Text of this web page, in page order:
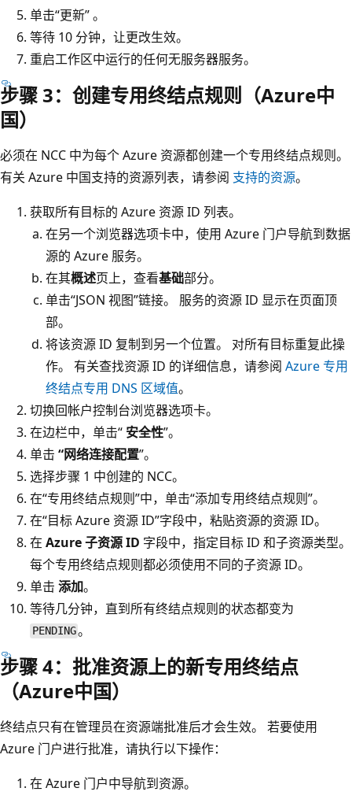
单击“更新” 。
等待 10 分钟，让更改生效。
重启工作区中运行的任何无服务器服务。
步骤 3：创建专用终结点规则（Azure中
国）
必须在 NCC 中为每个 Azure 资源都创建一个专用终结点规则。
有关 Azure 中国支持的资源列表，请参阅 支持的资源。
获取所有目标的 Azure 资源 ID 列表。
在另一个浏览器选项卡中，使用 Azure 门户导航到数据
源的 Azure 服务。
在其概述页上，查看基础部分。
单击“JSON 视图”链接。 服务的资源 ID 显示在页面顶
部。
将该资源 ID 复制到另一个位置。 对所有目标重复此操
作。 有关查找资源 ID 的详细信息，请参阅 Azure 专用
终结点专用 DNS 区域值。
切换回帐户控制台浏览器选项卡。
在边栏中，单击“ 安全性”。
单击 “网络连接配置”。
选择步骤 1 中创建的 NCC。
在“专用终结点规则”中，单击“添加专用终结点规则”。
在“目标 Azure 资源 ID”字段中，粘贴资源的资源 ID。
在 Azure 子资源 ID 字段中，指定目标 ID 和子资源类型。
每个专用终结点规则都必须使用不同的子资源 ID。
单击 添加。
等待几分钟，直到所有终结点规则的状态都变为
PENDING。
步骤 4：批准资源上的新专用终结点
（Azure中国）
终结点只有在管理员在资源端批准后才会生效。 若要使用
Azure 门户进行批准，请执行以下操作：
在 Azure 门户中导航到资源。